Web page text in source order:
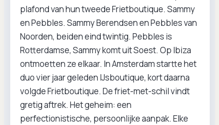
plafond van hun tweede Frietboutique. Sammy
en Pebbles. Sammy Berendsen en Pebbles van
Noorden, beiden eind twintig. Pebbles is
Rotterdamse, Sammy komt uit Soest. Op Ibiza
ontmoetten ze elkaar. In Amsterdam startte het
duo vier jaar geleden IJsboutique, kort daarna
volgde Frietboutique. De friet-met-schil vindt
gretig aftrek. Het geheim: een
perfectionistische, persoonlijke aanpak. Elke